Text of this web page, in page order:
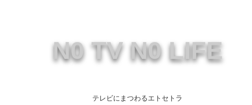
N0 TV N0 LIFE
テレビにまつわるエトセトラ